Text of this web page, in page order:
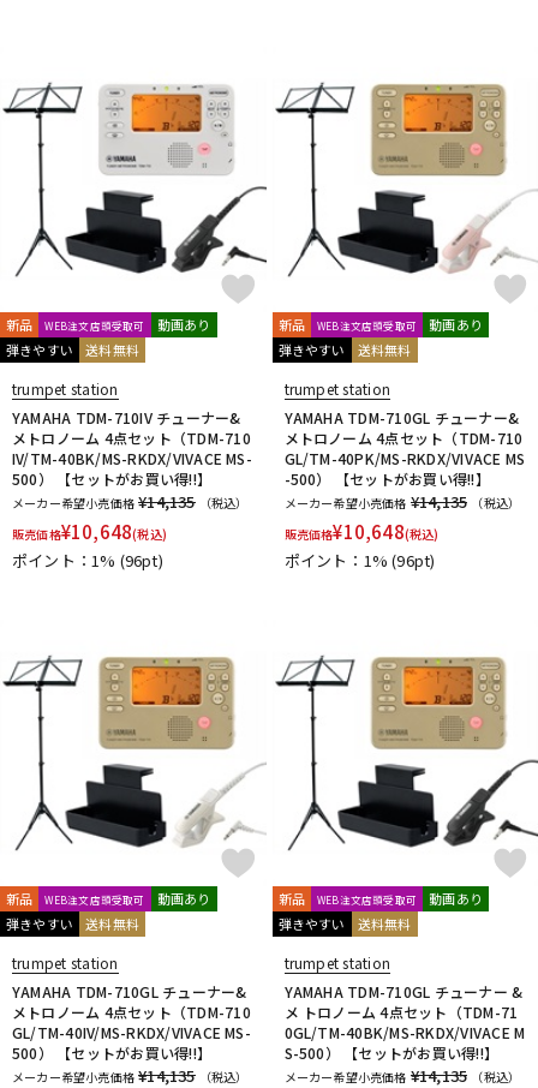
中古 ヴィンテージ
新品 WEB注文店頭受取可
動画あり
弾きやすい
送料無料
trumpet station
YAMAHA TDM-710IV チューナー&
メトロノーム 4点セット（TDM-710
IV/TM-40BK/MS-RKDX/VIVACE MS-
500） 【セットがお買い得!!】
メーカー希望小売価格 ¥14,135
（税込）
販売価格¥10,648(税込)
ポイント：1% (96pt)
新品 WEB注文店頭受取可
動画あり
弾きやすい
送料無料
trumpet station
YAMAHA TDM-710GL チューナー&
メトロノーム 4点セット（TDM-710
GL/TM-40PK/MS-RKDX/VIVACE MS
-500） 【セットがお買い得!!】
メーカー希望小売価格 ¥14,135
（税込）
販売価格¥10,648(税込)
ポイント：1%(96pt)
新品 WEB注文店頭受取可
動画あり
弾きやすい
送料無料
trumpet station
YAMAHA TDM-710GL チューナー&
メトロノーム 4点セット（TDM-710
GL/TM-40IV/MS-RKDX/VIVACE MS-
500） 【セットがお買い得!!】
メーカー希望小売価格 ¥14,135
（税込）
新品 WEB注文店頭受取可
動画あり
弾きやすい
送料無料
trumpet station
YAMAHA TDM-710GL チューナー &
メ トロノーム 4点セット（TDM-71
0GL/TM-40BK/MS-RKDX/VIVACE M
S-500） 【セットがお買い得!!】
メーカー希望小売価格 ¥14,135
（税込）